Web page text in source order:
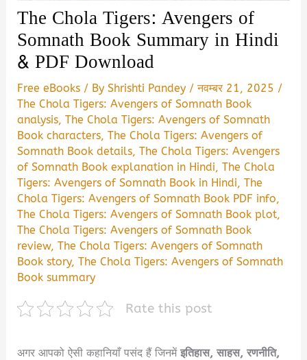
The Chola Tigers: Avengers of
Somnath Book Summary in Hindi
& PDF Download
Free eBooks / ByShrishti Pandey /नवम्बर 21, 2025 /
The Chola Tigers: Avengers of Somnath Book
analysis,The Chola Tigers: Avengers of Somnath
Book characters,The Chola Tigers: Avengers of
Somnath Book details,The Chola Tigers: Avengers
of Somnath Book explanation in Hindi,The Chola
Tigers: Avengers of Somnath Book in Hindi,The
Chola Tigers: Avengers of Somnath Book PDF info,
The Chola Tigers: Avengers of Somnath Book plot,
The Chola Tigers: Avengers of Somnath Book
review,The Chola Tigers: Avengers of Somnath
Book story,The Chola Tigers: Avengers of Somnath
Book summary
Rate this post
अगर आपको ऐसी कहानियाँ पसंद हैं जिनमेंइतिहास, साहस, रणनीति,